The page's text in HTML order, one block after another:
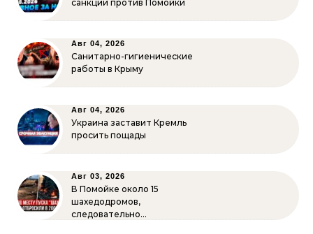
санкции против Помойки
Авг 04, 2026
Санитарно-гигиенические
работы в Крыму
Авг 04, 2026
Украина заставит Кремль
просить пощады
Авг 03, 2026
В Помойке около 15
шахедодромов,
следовательно…